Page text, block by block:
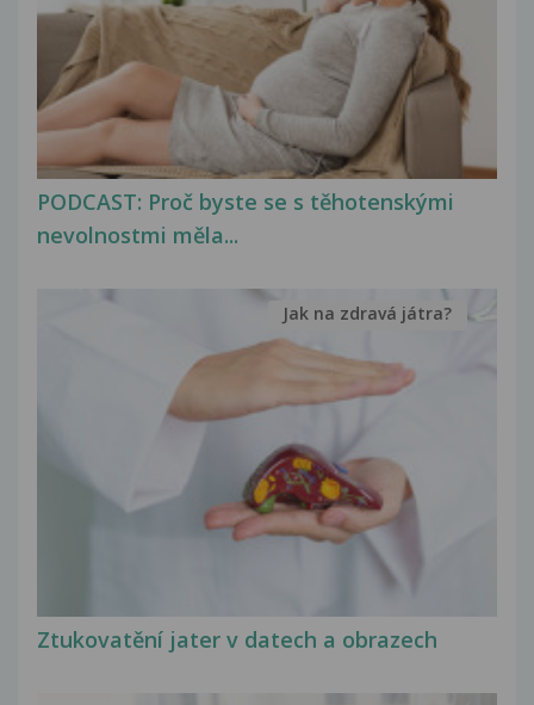
PODCAST: Proč byste se s těhotenskými
nevolnostmi měla...
Ztukovatění jater v datech a obrazech
Jak na zdravá játra?